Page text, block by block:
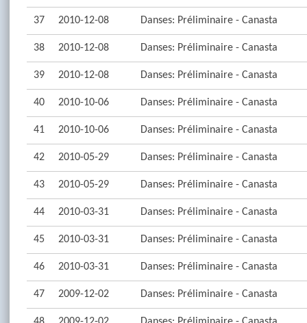
37 2010-12-08 Danses: Préliminaire - Canasta
38 2010-12-08 Danses: Préliminaire - Canasta
39 2010-12-08 Danses: Préliminaire - Canasta
40 2010-10-06 Danses: Préliminaire - Canasta
41 2010-10-06 Danses: Préliminaire - Canasta
42 2010-05-29 Danses: Préliminaire - Canasta
43 2010-05-29 Danses: Préliminaire - Canasta
44 2010-03-31 Danses: Préliminaire - Canasta
45 2010-03-31 Danses: Préliminaire - Canasta
46 2010-03-31 Danses: Préliminaire - Canasta
47 2009-12-02 Danses: Préliminaire - Canasta